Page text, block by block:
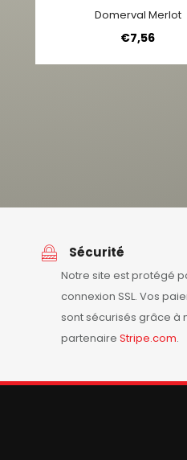
Domerval Merlot
€7,56
Sécurité
Notre site est protégé
connexion SSL. Vos
sont sécurisés grâce à
partenaire Stripe.com.